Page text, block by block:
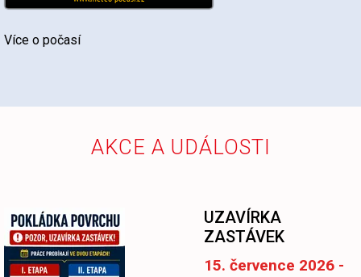
Více o počasí
AKCE A UDÁLOSTI
UZAVÍRKA
ZASTÁVEK
15. července 2026 -